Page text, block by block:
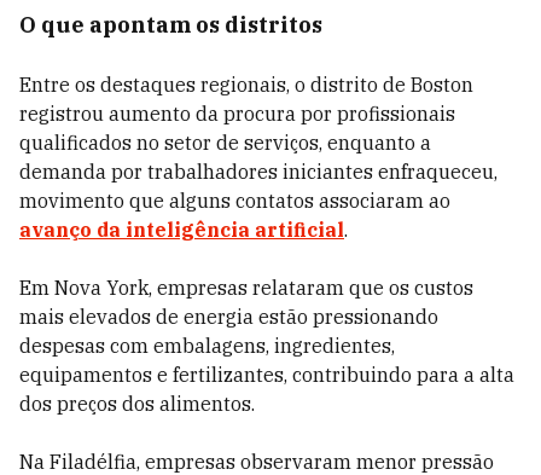
O que apontam os distritos
Entre os destaques regionais, o distrito de Boston
registrou aumento da procura por profissionais
qualificados no setor de serviços, enquanto a
demanda por trabalhadores iniciantes enfraqueceu,
movimento que alguns contatos associaram ao
avanço da inteligência artificial.
Em Nova York, empresas relataram que os custos
mais elevados de energia estão pressionando
despesas com embalagens, ingredientes,
equipamentos e fertilizantes, contribuindo para a alta
dos preços dos alimentos.
Na Filadélfia, empresas observaram menor pressão